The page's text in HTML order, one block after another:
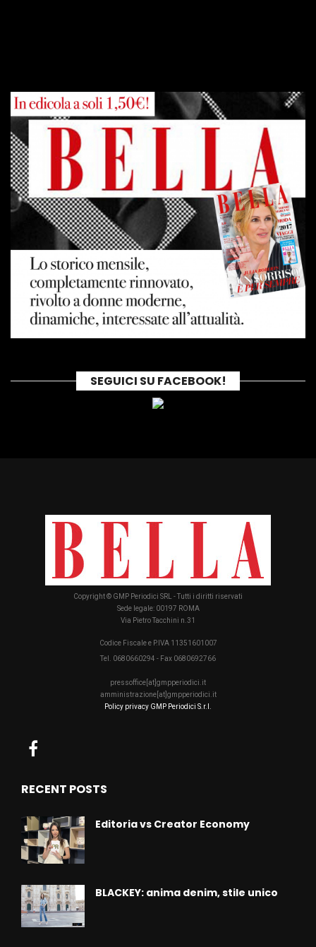
SEGUICI SU FACEBOOK!
Copyright © GMP Periodici SRL - Tutti i diritti riservati
Sede legale: 00197 ROMA
Via Pietro Tacchini n.31
Codice Fiscale e P.IVA 11351601007
Tel. 0680660294 - Fax 0680692766
pressoffice[at]gmpperiodici.it
amministrazione[at]gmpperiodici.it
Policy privacy GMP Periodici S.r.l.
RECENT POSTS
Editoria vs Creator Economy
BLACKEY: anima denim, stile unico